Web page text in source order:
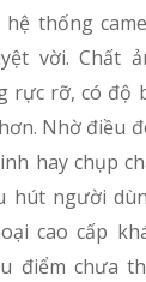
hệ thống
vời. Chất
rực rỡ, có độ
Nhờ điều
hay chụp
hút người
cao cấp
điểm chưa